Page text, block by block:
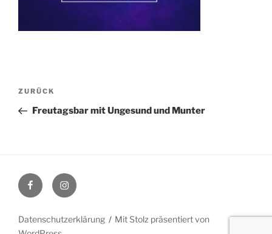
Beitragsnavigation
Vorheriger
Beitrag
ZURÜCK
Freutagsbar mit Ungesund und Munter
FacebookInstagram
Datenschutzerklärung
Mit Stolz präsentiert von